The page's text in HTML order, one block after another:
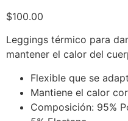
$100.00
Leggings térmico para
mantener el calor del
Flexible que se
Mantiene el calor
Composición: 95%